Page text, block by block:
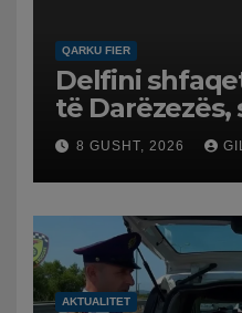
QARKU FIER
Delfini
të Darëzezës,
pushuesit
8 GUSHT, 2026
AKTUALITET